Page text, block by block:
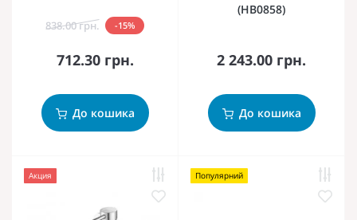
838.00 грн. -15%
712.30 грн.
До кошика
(HB0858)
2 243.00 грн.
До кошика
Акция Популярний